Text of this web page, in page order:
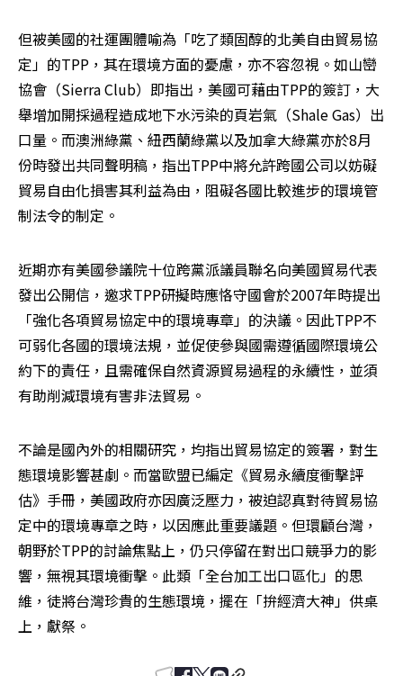
但被美國的社運團體喻為「吃了類固醇的北美自由貿易協
定」的TPP，其在環境方面的憂慮，亦不容忽視。如山巒
協會（Sierra Club）即指出，美國可藉由TPP的簽訂，大
舉增加開採過程造成地下水污染的頁岩氣（Shale Gas）出
口量。而澳洲綠黨、紐西蘭綠黨以及加拿大綠黨亦於8月
份時發出共同聲明稿，指出TPP中將允許跨國公司以妨礙
貿易自由化損害其利益為由，阻礙各國比較進步的環境管
制法令的制定。
近期亦有美國參議院十位跨黨派議員聯名向美國貿易代表
發出公開信，邀求TPP研擬時應恪守國會於2007年時提出
「強化各項貿易協定中的環境專章」的決議。因此TPP不
可弱化各國的環境法規，並促使參與國需遵循國際環境公
約下的責任，且需確保自然資源貿易過程的永續性，並須
有助削減環境有害非法貿易。
不論是國內外的相關研究，均指出貿易協定的簽署，對生
態環境影響甚劇。而當歐盟已編定《貿易永續度衝擊評
估》手冊，美國政府亦因廣泛壓力，被迫認真對待貿易協
定中的環境專章之時，以因應此重要議題。但環顧台灣，
朝野於TPP的討論焦點上，仍只停留在對出口競爭力的影
響，無視其環境衝擊。此類「全台加工出口區化」的思
維，徒將台灣珍貴的生態環境，擺在「拚經濟大神」供桌
上，獻祭。